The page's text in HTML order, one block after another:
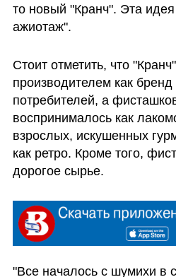
то новый "Кранч". Эта
ажиотаж".
Стоит отметить, что
производителем как
потребителей, а
воспринималось как
взрослых, искушенных
как ретро. Кроме того,
дорогое сырье.
"Все началось с шумихи в